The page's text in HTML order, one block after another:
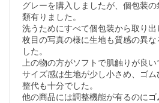
グレーを購入しましたが、個包装
類有りました。
洗うためにすべて個包装から取り出
枚目の写真の様に生地も質感の異
した。
上の物の方がソフトで肌触りが良い
サイズ感は生地が少し小さめ、ゴ
整代も十分でした。
他の商品には調整機能が有るのに